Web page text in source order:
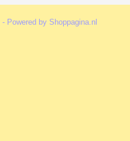
Powered by Shoppagina.nl